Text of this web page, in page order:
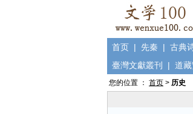
首页 | 先秦 | 古典
臺灣文獻叢刊
| 道
您的位置 ： 首页 > 历史